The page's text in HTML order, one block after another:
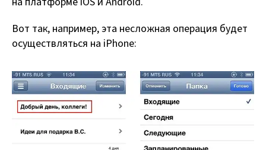
Вот так, например, эта несложная операция будет
осуществляться на iPhone: